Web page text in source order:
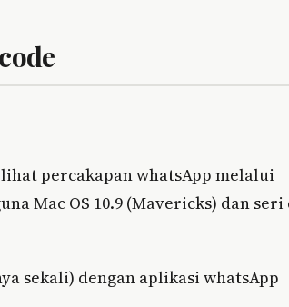
percakapan whatsApp melalui
Mac OS 10.9 (Mavericks) dan seri
sekali) dengan aplikasi whatsApp